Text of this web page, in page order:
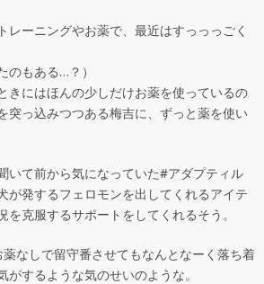
レーニングやお薬で、最近はすっっっごく
のもある…？）
きにはほんの少しだけお薬を使っているの
突っ込みつつある梅吉に、ずっと薬を使い
いて前から気になっていた#アダプティル
が発するフェロモンを出してくれるアイテ
を克服するサポートをしてくれるそう。
なしで留守番させてもなんとなーく落ち着
がするような気のせいのような。